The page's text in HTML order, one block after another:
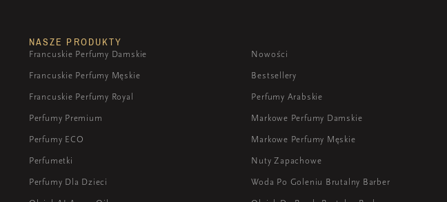
NASZE PRODUKTY
Francuskie Perfumy Damskie
Francuskie Perfumy Męskie
Francuskie Perfumy Royal
Perfumy Premium
Perfumy ECO
Perfumetki
Perfumy Dla Dzieci
Nowości
Bestsellery
Perfumy Arabskie
Markowe Perfumy Damskie
Markowe Perfumy Męskie
Nuty Zapachowe
Woda Po Goleniu Brutalny Barber